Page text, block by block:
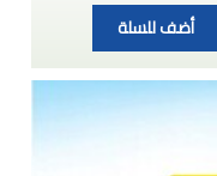
أضف للسلة